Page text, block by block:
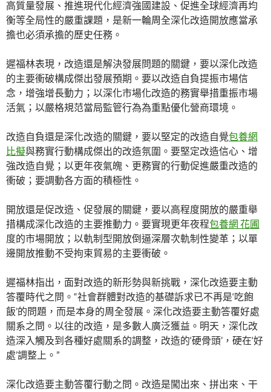
高質量發展、推進現代化經濟強國建設、促進全球經濟再均
衡等全局性的嚴重課題，是新一輪周全深化改造開放應當承
擔也必須承擔的歷史任務。
遲福林表現，改造還是解決發展問題的關鍵，要以深化改造
的主要衝破構成傑出發展預期。要以改造自負提振市場信
念，增強增長動力；以深化市場化改造的務實舉措重振市場
活氣；以嚴格規范當局監管行為為重點優化營商環境。
改造自負還是深化改造的關鍵，要以堅定的改造自覺包養網
比擬與務實行動構成傑出的改造氛圍。要堅定改造信心、增
強改造自覺；以更年夜氣魄、更務實的行動促進嚴重改造的
衝破；要調動各方面的積極性。
開放還是促改造、促發展的關鍵，要以高程度開放的嚴重舉
措構成深化改造的主要推動力。要實現更年夜程包養網 花圃
度的市場開放；以軌制型開放倒逼深層次軌制性變革；以單
邊開放推動不受拘束貿易的主要衝破。
遲福林指出，面對改造的新形勢與新挑戰，深化改造要主動
答覆時代之問。“社會群體對改造的基礎訴求已不再是‘吃飽
飯’的問題，而是本身的周全發展。深化改造要主動答覆好處
關系之問。以往的改造，是多數人廣泛獲益。明天，深化改
造深入觸及到各種好處關系的調整，改造的‘硬骨頭’，硬在‘好
處’調整上。”
深化改造要主動答覆行動之問。改造是闖出來、拼出來、干